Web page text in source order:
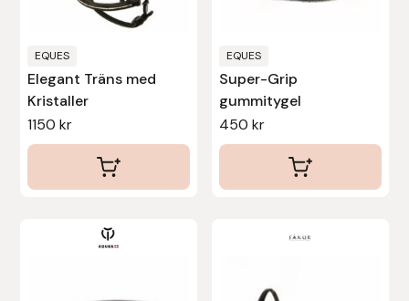
EQUES
Elegant Träns med
Kristaller
1150kr
EQUES
Super-Grip
gummitygel
450 kr
produktsidan